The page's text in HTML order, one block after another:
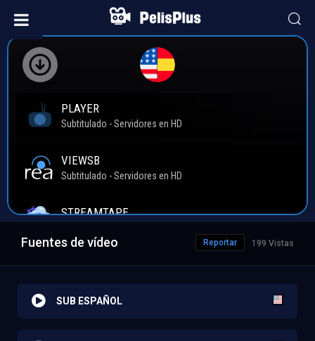
Fuentes de vídeo 199 Vistas
Reportar
SUB ESPAÑOL